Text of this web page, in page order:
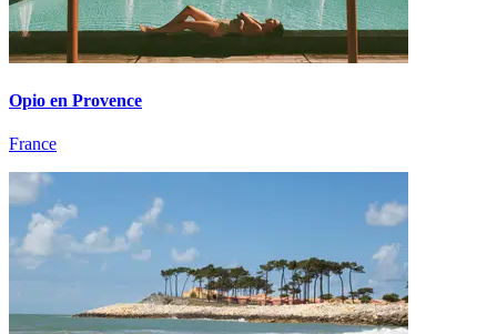
Opio en Provence
France